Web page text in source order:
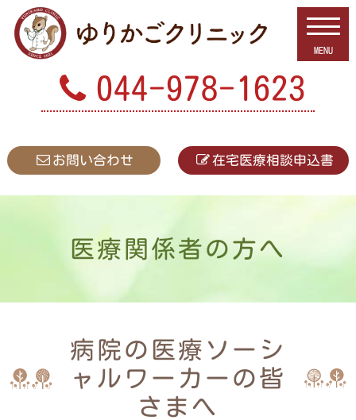
044-978-1623
お問い合わせ 在宅医療相談申込書
医療関係者の方へ
病院の医療ソーシ
ャルワーカーの皆
さまへ